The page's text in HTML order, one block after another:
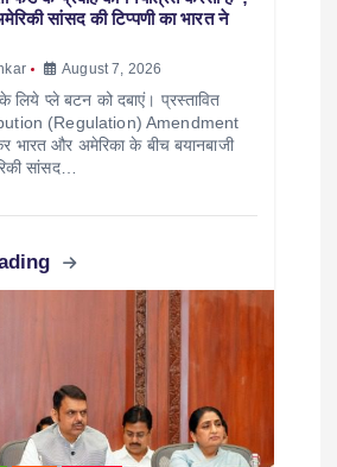
सांसद की टिप्पणी का भारत ने
August 7, 2026
प्ले बटन को दबाएं। प्रस्तावित
(Regulation) Amendment
और अमेरिका के बीच बयानबाजी
सांसद…